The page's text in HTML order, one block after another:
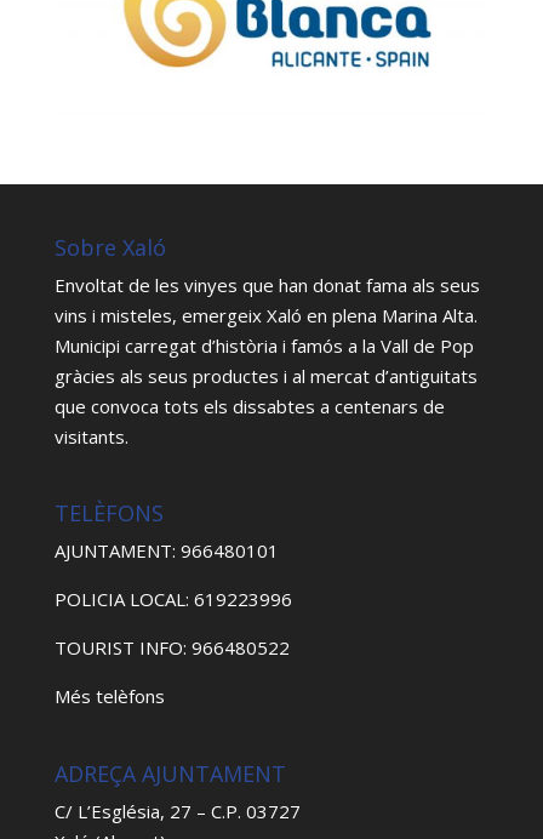
Sobre Xaló
Envoltat de les vinyes que han donat fama als seus
vins i misteles, emergeix Xaló en plena Marina Alta.
Municipi carregat d’història i famós a la Vall de Pop
gràcies als seus productes i al mercat d’antiguitats
que convoca tots els dissabtes a centenars de
visitants.
TELÈFONS
AJUNTAMENT: 966480101
POLICIA LOCAL: 619223996
TOURIST INFO: 966480522
Més telèfons
ADREÇA AJUNTAMENT
C/ L’Església, 27 – C.P. 03727